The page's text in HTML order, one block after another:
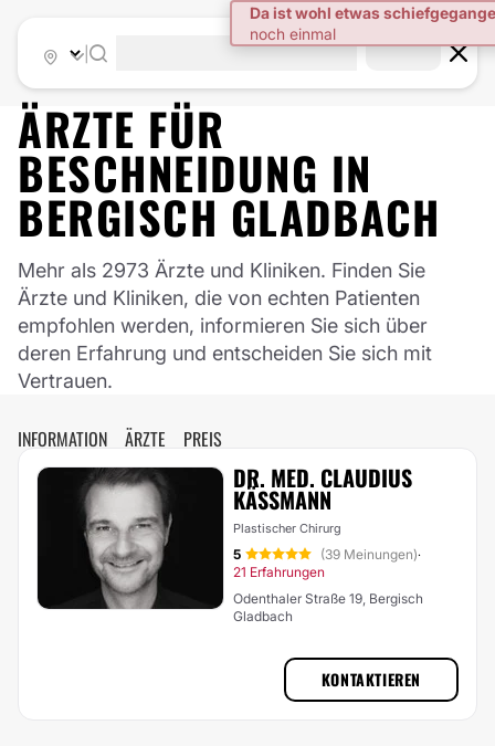
ÄRZTE FÜR
BESCHNEIDUNG IN
BERGISCH GLADBACH
Mehr als 2973 Ärzte und Kliniken. Finden Sie
Ärzte und Kliniken, die von echten Patienten
empfohlen werden, informieren Sie sich über
deren Erfahrung und entscheiden Sie sich mit
Vertrauen.
INFORMATION ÄRZTE PREIS
DR. MED. CLAUDIUS
KÄSSMANN
Plastischer Chirurg
5 (39 Meinungen)·
21 Erfahrungen
Odenthaler Straße 19, Bergisch
Gladbach
KONTAKTIEREN